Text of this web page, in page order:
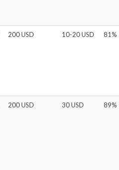
200 USD 10-20 USD 81%
200 USD 30 USD 89%